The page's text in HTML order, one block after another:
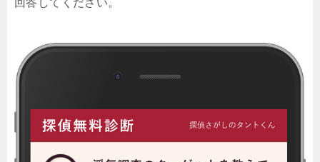
回答してください。